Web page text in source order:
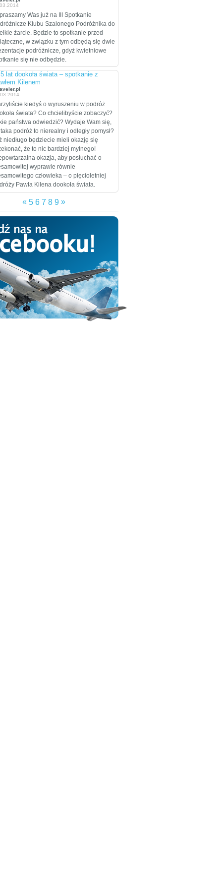
Zjednoczone, które
zamierzają przejechać
wzdłuż i wszerz w
trakcie dwumiesięcznej
eskapady.
Was już na III Spotkanie
Klubu Szalonego Podróżnika do
żarcie. Będzie to spotkanie przed
w związku z tym odbędą się dwie
podróżnicze, gdyż kwietniowe
się nie odbędzie.
lat dookoła świata – spotkanie z
Kilenem
kiedyś o wyruszeniu w podróż
świata? Co chcielibyście zobaczyć?
państwa odwiedzić? Wydaje Wam się,
podróż to nierealny i odległy pomysł?
niedługo będziecie mieli okazję się
że to nic bardziej mylnego!
okazja, aby posłuchać o
wyprawie równie
człowieka – o pięcioletniej
Pawła Kilena dookoła świata.
« 5 6 7 8 9 »